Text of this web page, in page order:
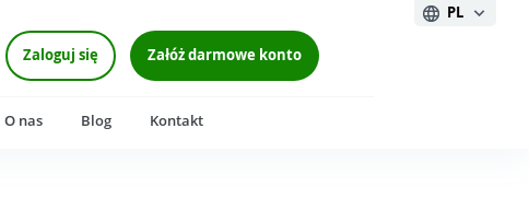
Zaloguj się Załóż darmowe konto
PL
O nas Blog Kontakt